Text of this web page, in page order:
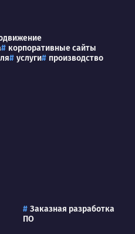
корпоративные сайты
услуги
производство
Заказная разработка
ПО